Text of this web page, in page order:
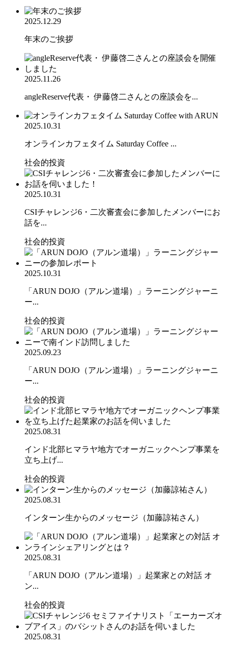
2025.12.29
年末のご挨拶
2025.11.26
angleReserve代表・ 伊藤啓二さんとの座談会を...
2025.10.31
オンラインカフェタイム Saturday Coffee ...
社会的投資
2025.10.31
CSIチャレンジ6・二次審査会に参加したメンバーにお
話を...
社会的投資
2025.10.31
「ARUN DOJO（アルン道場）」ラーニングジャーニ
ー...
社会的投資
2025.09.23
「ARUN DOJO（アルン道場）」ラーニングジャーニ
ー...
社会的投資
2025.08.31
インド北部ヒマラヤ地方でオーガニックヘンプ事業を
立ち上げ...
社会的投資
2025.08.31
インターン生からのメッセージ（加藤諒祐さん）
2025.08.31
「ARUN DOJO（アルン道場）」起業家との対話 オ
ン...
社会的投資
2025.08.31